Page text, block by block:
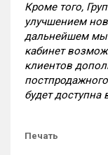
Кроме того,
улучшением
дальнейшем мы
кабинет
клиентов
будет доступна
Печать